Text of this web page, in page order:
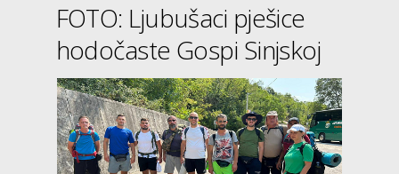
FOTO: Ljubušaci pješice
hodočaste Gospi Sinjskoj